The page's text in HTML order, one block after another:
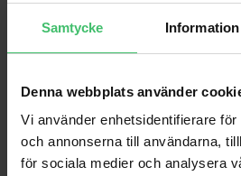
Samtycke Information
Denna webbplats använder
Vi använder enhetsidentifierare
och annonserna till användarna,
för sociala medier och analysera